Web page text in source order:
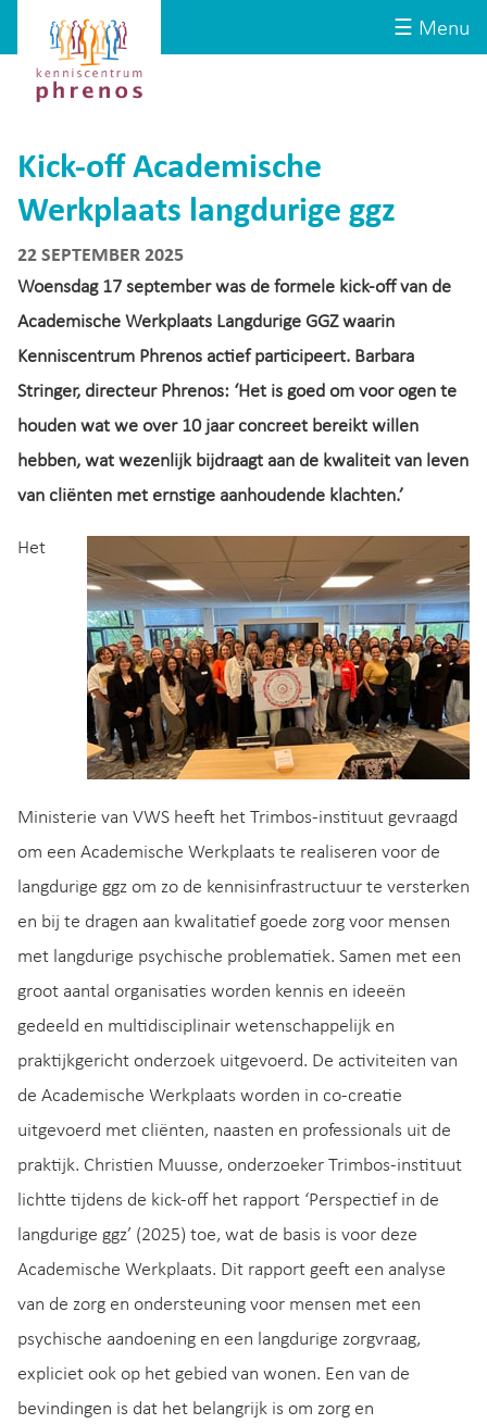
☰ Menu
Kenniscentrum
Phrenos
website
Kick-off Academische
Werkplaats langdurige ggz
22 SEPTEMBER 2025
Woensdag 17 september was de formele kick-off van de
Academische Werkplaats Langdurige GGZ waarin
Kenniscentrum Phrenos actief participeert. Barbara
Stringer, directeur Phrenos: ‘Het is goed om voor ogen te
houden wat we over 10 jaar concreet bereikt willen
hebben, wat wezenlijk bijdraagt aan de kwaliteit van leven
van cliënten met ernstige aanhoudende klachten.’
Het
Ministerie van VWS heeft het Trimbos-instituut gevraagd
om een Academische Werkplaats te realiseren voor de
langdurige ggz om zo de kennisinfrastructuur te versterken
en bij te dragen aan kwalitatief goede zorg voor mensen
met langdurige psychische problematiek. Samen met een
groot aantal organisaties worden kennis en ideeën
gedeeld en multidisciplinair wetenschappelijk en
praktijkgericht onderzoek uitgevoerd. De activiteiten van
de Academische Werkplaats worden in co-creatie
uitgevoerd met cliënten, naasten en professionals uit de
praktijk. Christien Muusse, onderzoeker Trimbos-instituut
lichtte tijdens de kick-off het rapport ‘Perspectief in de
langdurige ggz’ (2025) toe, wat de basis is voor deze
Academische Werkplaats. Dit rapport geeft een analyse
van de zorg en ondersteuning voor mensen met een
psychische aandoening en een langdurige zorgvraag,
expliciet ook op het gebied van wonen. Een van de
bevindingen is dat het belangrijk is om zorg en